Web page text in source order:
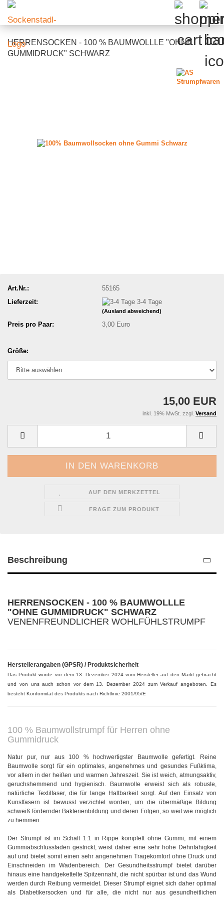
HERRENSOCKEN - 100 % BAUMWOLLLE "OHNE
GUMMIDRUCK" SCHWARZ
Art.Nr.:
55165
Lieferzeit:
3-4 Tage
(Ausland abweichend)
Preis pro Paar: 3,00 Euro
Größe:
15,00 EUR
inkl. 19% MwSt. zzgl. Versand
AUF DEN MERKZETTEL
FRAGE ZUM PRODUKT
Beschreibung
HERRENSOCKEN - 100 % BAUMWOLLLE
"OHNE GUMMIDRUCK" SCHWARZ
VENENFREUNDLICHER WOHLFÜHLSTRUMPF
Herstellerangaben (GPSR) / Produktsicherheit
Das Produkt wurde vor dem 13. Dezember 2024 vom Hersteller auf den Markt gebracht
und von uns auch schon vor dem 13. Dezember 2024 zum Verkauf angeboten. Es
besteht Konformität des Produkts nach Richtlinie 2001/95/E
100 % Baumwollstrumpf für Herren ohne
Gummidruck
Natur pur, nur aus 100 % hochwertigster Baumwolle gefertigt. Reine
Baumwolle sorgt für ein optimales, angenehmes und gesundes Fußklima,
vor allem in der heißen und warmen Jahreszeit. Sie ist weich, atmungsaktiv,
geruchshemmend und hygienisch. Baumwolle erweist sich als robuste,
natürliche Textilfaser, die für lange Haltbarkeit sorgt. Auf den Einsatz von
Kunstfasern ist bewusst verzichtet worden, um die übermäßige Bildung
schweiß fördernder Bakterienbildung und deren Folgen, so weit wie möglich
zu hemmen.
Der Strumpf ist im Schaft 1:1 in Rippe komplett ohne Gummi, mit einem
Gummiabschlussfaden gestrickt, weist daher eine sehr hohe Dehnfähigkeit
auf und bietet somit einen sehr angenehmen Tragekomfort ohne Druck und
Einschneiden im Wadenbereich. Der Gesundheitsstrumpf bietet darüber
hinaus eine handgekettelte Spitzennaht, die nicht spürbar ist und das Wund
werden durch Reibung vermeidet. Dieser Strumpf eignet sich daher optimal
als Diabetikersocken und für alle, die nicht nur aus gesundheitlichen